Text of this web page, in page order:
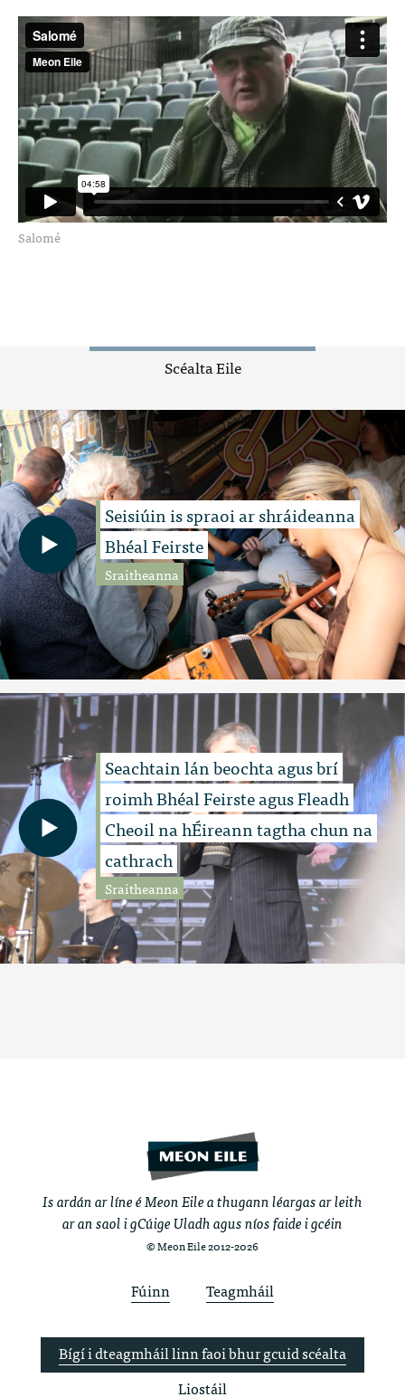
Salomé
Scéalta Eile
Seisiúin is spraoi ar shráideanna
Bhéal Feirste
Sraitheanna
Seachtain lán beochta agus brí
roimh Bhéal Feirste agus Fleadh
Cheoil na hÉireann tagtha chun na
cathrach
Sraitheanna
Is ardán ar líne é Meon Eile a thugann léargas ar leith
ar an saol i gCúige Uladh agus níos faide i gcéin
© Meon Eile 2012-2026
Fúinn Teagmháil
Bígí i dteagmháil linn faoi bhur gcuid scéalta
Liostáil